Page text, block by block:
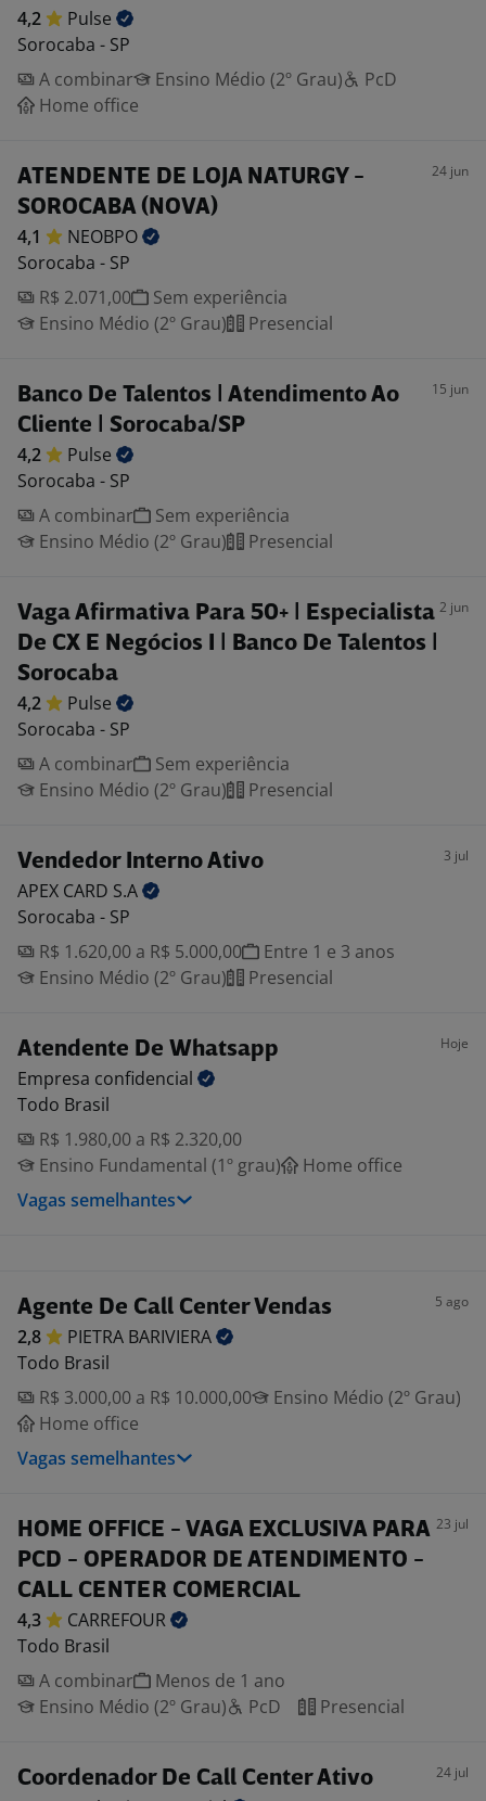
4,2
Pulse
Sorocaba - SP
A combinar
Ensino Médio (2º Grau)
PcD
Home office
ATENDENTE DE LOJA NATURGY -
SOROCABA (NOVA)
24 jun
4,1
NEOBPO
Sorocaba - SP
R$ 2.071,00
Sem experiência
Ensino Médio (2º Grau)
Presencial
Banco De Talentos | Atendimento Ao
Cliente | Sorocaba/SP
15 jun
4,2
Pulse
Sorocaba - SP
A combinar
Sem experiência
Ensino Médio (2º Grau)
Presencial
Vaga Afirmativa Para 50+ | Especialista
De CX E Negócios I | Banco De Talentos |
Sorocaba
2 jun
4,2
Pulse
Sorocaba - SP
A combinar
Sem experiência
Ensino Médio (2º Grau)
Presencial
Vendedor Interno Ativo 3 jul
APEX CARD S.A
Sorocaba - SP
R$ 1.620,00 a R$ 5.000,00
Entre 1 e 3 anos
Ensino Médio (2º Grau)
Presencial
Atendente De Whatsapp Hoje
Empresa confidencial
Todo Brasil
R$ 1.980,00 a R$ 2.320,00
Ensino Fundamental (1º grau)
Home office
Vagas semelhantes
Agente De Call Center Vendas 5 ago
2,8 PIETRA BARIVIERA
Todo Brasil
R$ 3.000,00 a R$ 10.000,00
Ensino Médio (2º Grau)
Home office
Vagas semelhantes
HOME OFFICE - VAGA EXCLUSIVA PARA
PCD - OPERADOR DE ATENDIMENTO -
CALL CENTER COMERCIAL
23 jul
4,3
CARREFOUR
Todo Brasil
A combinar
Menos de 1 ano
Ensino Médio (2º Grau)
PcD Presencial
Coordenador De Call Center Ativo 24 jul